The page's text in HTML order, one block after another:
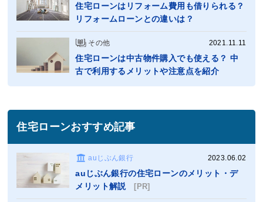
住宅ローンはリフォーム費用も借りられる？
リフォームローンとの違いは？
その他 2021.11.11
住宅ローンは中古物件購入でも使える？ 中
古で利用するメリットや注意点を紹介
住宅ローンおすすめ記事
auじぶん銀行 2023.06.02
auじぶん銀行の住宅ローンのメリット・デ
メリット解説 [PR]